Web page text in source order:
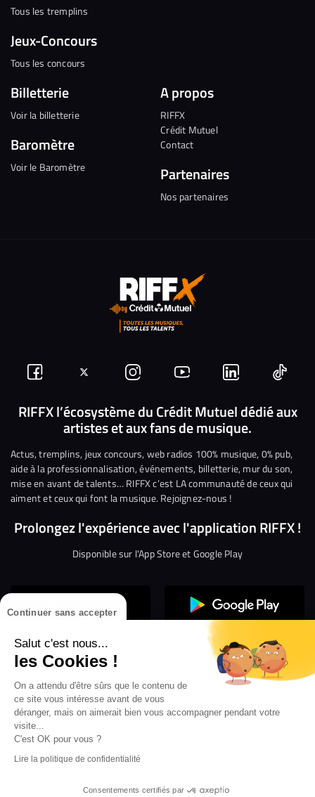
Continuer sans accepter
Salut c'est nous...
les Cookies !
On a attendu d'être sûrs que le contenu de
ce site vous intéresse avant de vous
déranger, mais on aimerait bien vous accompagner pendant votre
visite...
C'est OK pour vous ?
Lire la politique de confidentialité
Consentements certifiés par
Tous les tremplins
Jeux-Concours
Tous les concours
Billetterie
Voir la billetterie
Baromètre
Voir le Baromètre
A propos
RIFFX
Crédit Mutuel
Contact
Partenaires
Nos partenaires
Suivez-
nous
Facebook
Suivez-
nous
sur
Twitter
Nous
rejoindre
sur
Instagram
Nous
rejoindre
sur
YouTube
Nous
rejoindre
sur
Linkedin
Nous
RIFFX l’écosystème du Crédit Mutuel dédié aux
artistes et aux fans de musique.
Actus, tremplins, jeux concours, web radios 100% musique, 0% pub,
aide à la professionnalisation, événements, billetterie, mur du son,
mise en avant de talents… RIFFX c’est LA communauté de ceux qui
aiment et ceux qui font la musique. Rejoignez-nous !
Prolongez l'expérience avec l'application RIFFX !
Disponible sur l'App Store et Google Play
Confidentialité
Gestion des cookies
Conditions générales d’utilisation
Mentions légales
les webradios RIFFX
en exclusivité sur VIBES le titre de la révé